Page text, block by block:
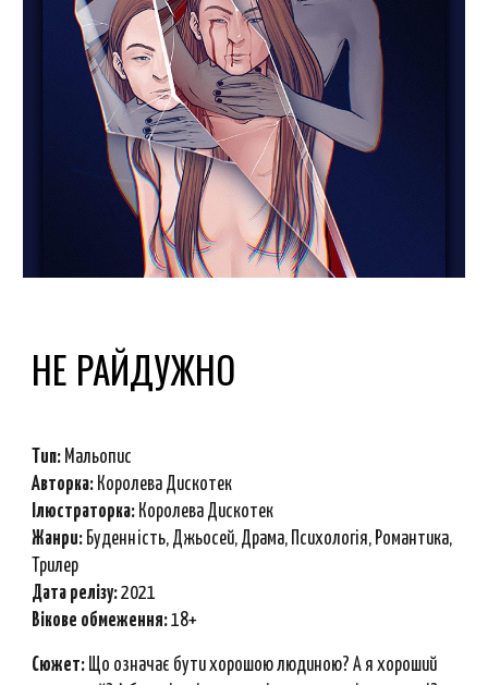
НЕ РАЙДУЖНО
Тип: Мальопис
Авторка: Королева Дискотек
Ілюстраторка: Королева Дискотек
Жанри: Буденність, Джьосей, Драма, Психологія, Романтика,
Трилер
Дата релізу:2021
Вікове обмеження:18+
Сюжет: Що означає бути хорошою людиною? А я хороший